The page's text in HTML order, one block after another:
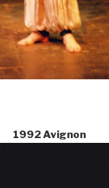
1992 Avignon